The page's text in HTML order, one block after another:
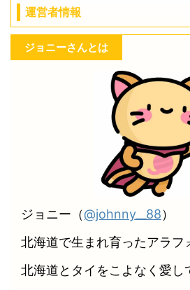
運営者情報
ジョニーさんとは
ジョニー（@johnny__88）
北海道で生まれ育ったアラフ
北海道とタイをこよなく愛し